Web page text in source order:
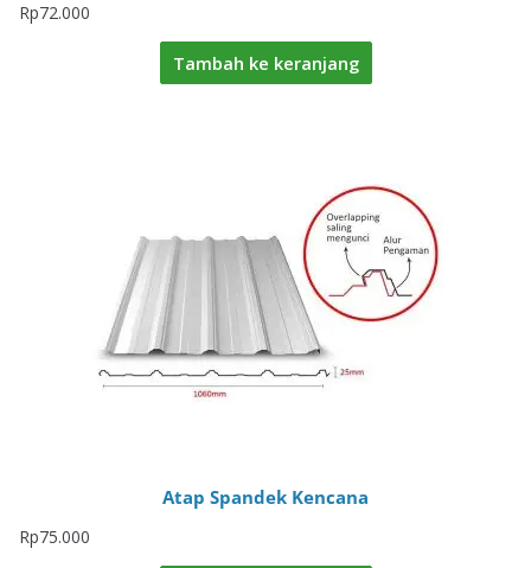
Rp72.000
Tambah ke keranjang
Atap Spandek Kencana
Rp75.000